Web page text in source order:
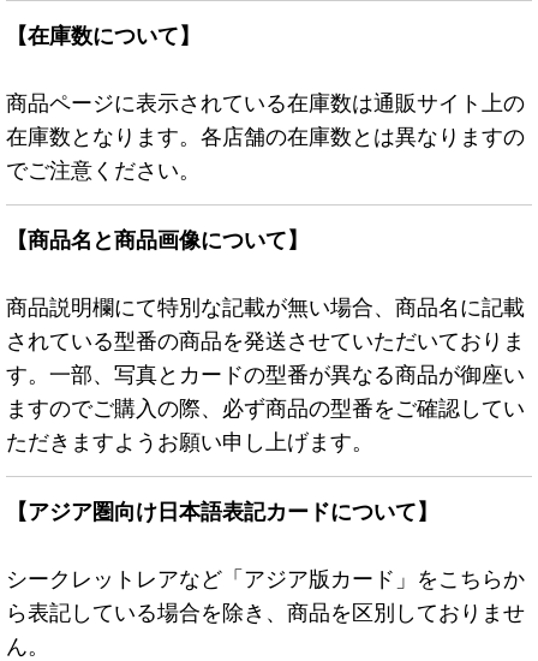
【在庫数について】
商品ページに表示されている在庫数は通販サイト上の
在庫数となります。各店舗の在庫数とは異なりますの
でご注意ください。
【商品名と商品画像について】
商品説明欄にて特別な記載が無い場合、商品名に記載
されている型番の商品を発送させていただいておりま
す。一部、写真とカードの型番が異なる商品が御座い
ますのでご購入の際、必ず商品の型番をご確認してい
ただきますようお願い申し上げます。
【アジア圏向け日本語表記カードについて】
シークレットレアなど「アジア版カード」をこちらか
ら表記している場合を除き、商品を区別しておりませ
ん。